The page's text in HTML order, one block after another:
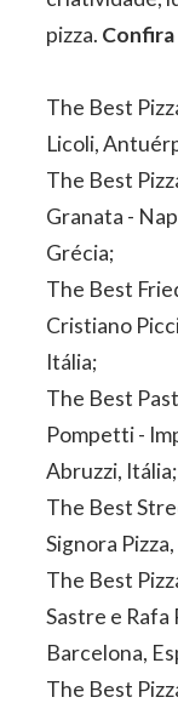
pizza. Confira
The Best
Licoli,
The Best
Granata -
Grécia;
The Best
Cristiano
Itália;
The Best
Pompetti -
Abruzzi, Itália;
The Best
Signora
The Best
Sastre e
Barcelona,
The Best